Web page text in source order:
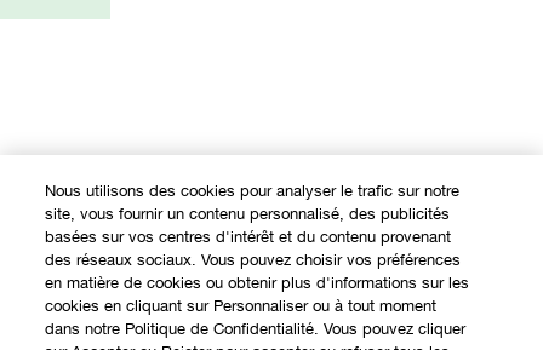
Nous utilisons des cookies pour analyser le trafic sur notre
site, vous fournir un contenu personnalisé, des publicités
basées sur vos centres d'intérêt et du contenu provenant
des réseaux sociaux. Vous pouvez choisir vos préférences
en matière de cookies ou obtenir plus d'informations sur les
cookies en cliquant sur Personnaliser ou à tout moment
dans notre Politique de Confidentialité. Vous pouvez cliquer